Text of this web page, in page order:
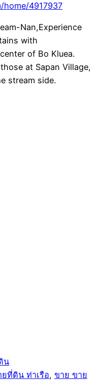
4917937
Nan,Experience
with
of Bo Kluea.
at Sapan Village,
stream side.
น
ที่ดิน ท่าเรือ, ขาย ขาย